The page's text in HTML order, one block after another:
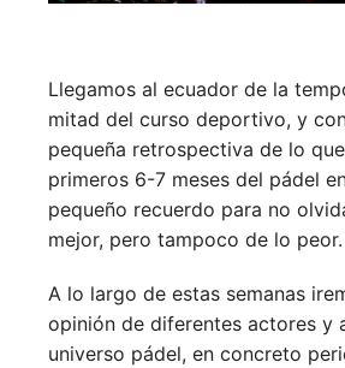
Llegamos al ecuador de la
mitad del curso deportivo, y
pequeña retrospectiva de lo
primeros 6-7 meses del pádel
pequeño recuerdo para no
mejor, pero tampoco de lo peor.
A lo largo de estas semanas
opinión de diferentes actores y
universo pádel, en concreto